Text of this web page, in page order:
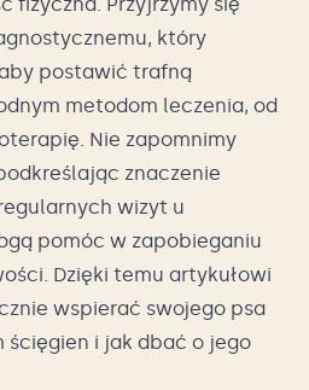
który
postawić trafną
metodom leczenia, od
Nie zapomnimy
znaczenie
wizyt u
pomóc w zapobieganiu
Dzięki temu artykułowi
wspierać swojego psa
ścięgien i jak dbać o jego